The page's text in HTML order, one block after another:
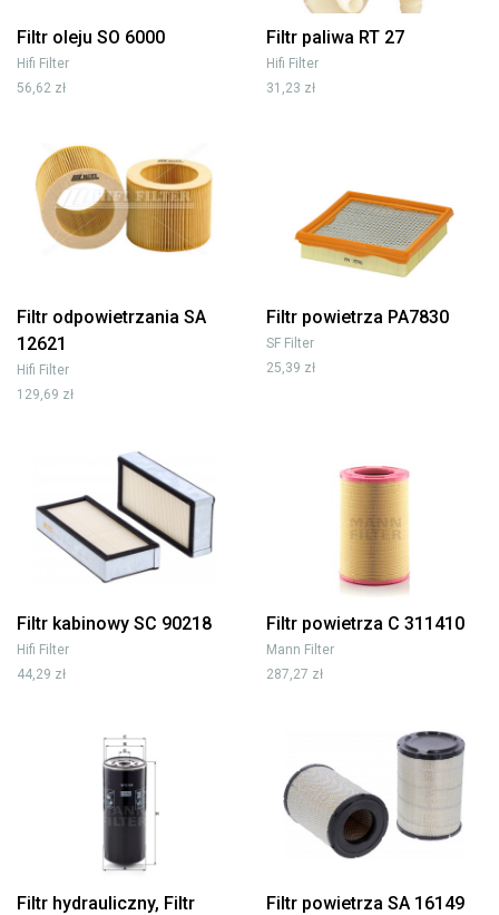
Filtr oleju SO 6000
Hifi Filter
56,62 zł
Filtr paliwa RT 27
Hifi Filter
31,23 zł
Filtr odpowietrzania SA
12621
Hifi Filter
129,69 zł
Filtr powietrza PA7830
SF Filter
25,39 zł
Filtr kabinowy SC 90218
Hifi Filter
44,29 zł
Filtr powietrza C 311410
Mann Filter
287,27 zł
Filtr hydrauliczny, Filtr
Filtr powietrza SA 16149